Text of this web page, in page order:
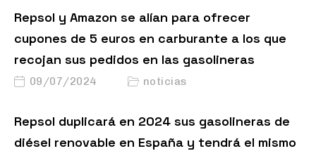
Repsol y Amazon se alían para ofrecer
cupones de 5 euros en carburante a los que
recojan sus pedidos en las gasolineras
09/07/2024 noticias
Repsol duplicará en 2024 sus gasolineras de
diésel renovable en España y tendrá el mismo